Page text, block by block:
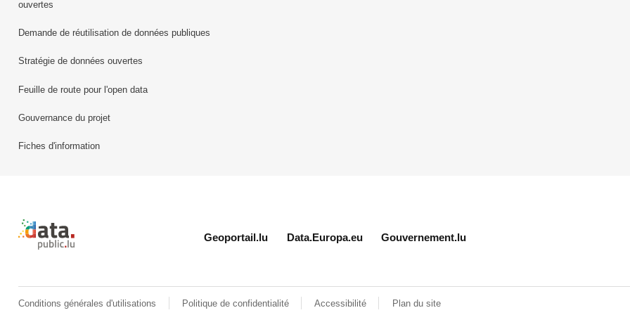
ouvertes
Demande de réutilisation de données publiques
Stratégie de données ouvertes
Feuille de route pour l'open data
Gouvernance du projet
Fiches d'information
Retour à l'accueil de data.public.lu
Geoportail.lu Data.Europa.eu Gouvernement.lu
Conditions générales d'utilisations Politique de confidentialité Accessibilité Plan du site